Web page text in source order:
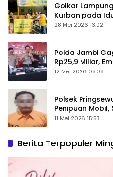
Golkar
Kurban pada
28 Mei 2026 13:02
Polda Jambi
Rp25,9 Miliar,
12 Mei 2026 08:08
Polsek
Penipuan
11 Mei 2026 15:53
Berita Terpopuler